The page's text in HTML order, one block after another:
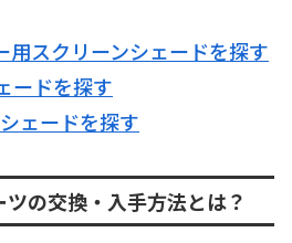
スクリーンシェードを探す
ードを探す
ェードを探す
の交換・入手方法とは？